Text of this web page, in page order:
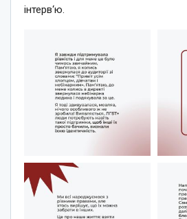
інтерв‘ю.